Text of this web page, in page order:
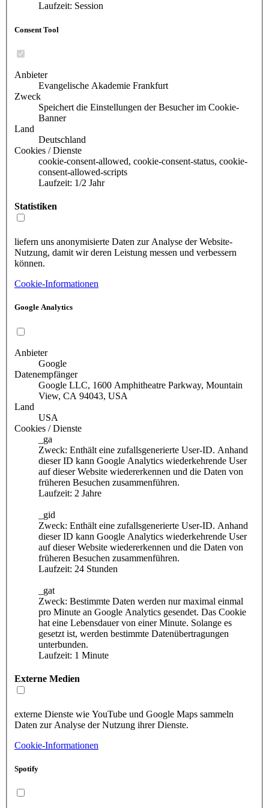
Laufzeit: Session
Consent Tool
Anbieter
Evangelische Akademie Frankfurt
Zweck
Speichert die Einstellungen der Besucher im Cookie-
Banner
Land
Deutschland
Cookies / Dienste
cookie-consent-allowed, cookie-consent-status, cookie-
consent-allowed-scripts
Laufzeit: 1/2 Jahr
Statistiken
liefern uns anonymisierte Daten zur Analyse der Website-
Nutzung, damit wir deren Leistung messen und verbessern
können.
Cookie-Informationen
Google Analytics
Anbieter
Google
Datenempfänger
Google LLC, 1600 Amphitheatre Parkway, Mountain
View, CA 94043, USA
Land
USA
Cookies / Dienste
_ga
Zweck: Enthält eine zufallsgenerierte User-ID. Anhand
dieser ID kann Google Analytics wiederkehrende User
auf dieser Website wiedererkennen und die Daten von
früheren Besuchen zusammenführen.
Laufzeit: 2 Jahre
_gid
Zweck: Enthält eine zufallsgenerierte User-ID. Anhand
dieser ID kann Google Analytics wiederkehrende User
auf dieser Website wiedererkennen und die Daten von
früheren Besuchen zusammenführen.
Laufzeit: 24 Stunden
_gat
Zweck: Bestimmte Daten werden nur maximal einmal
pro Minute an Google Analytics gesendet. Das Cookie
hat eine Lebensdauer von einer Minute. Solange es
gesetzt ist, werden bestimmte Datenübertragungen
unterbunden.
Laufzeit: 1 Minute
Externe Medien
externe Dienste wie YouTube und Google Maps sammeln
Daten zur Analyse der Nutzung ihrer Dienste.
Cookie-Informationen
Spotify